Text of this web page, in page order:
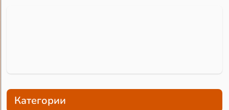
Категории